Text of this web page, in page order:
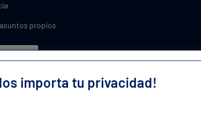
propios
importa tu privacidad!